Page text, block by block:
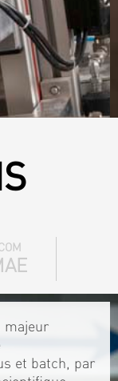
majeur
et batch, par